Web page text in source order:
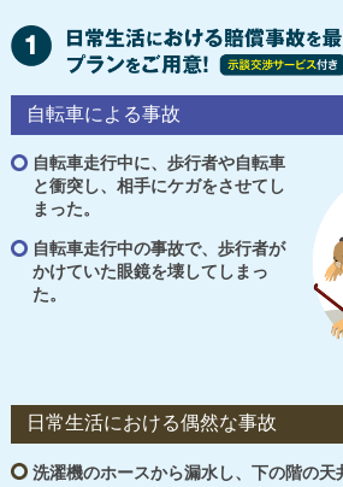
自転車による事故
自転車走行中に、歩行者や自転車
と衝突し、相手にケガをさせてし
まった。
自転車走行中の事故で、歩行者が
かけていた眼鏡を壊してしまっ
た。
日常生活における偶然な事故
洗濯機のホースから漏水し、下の階の天